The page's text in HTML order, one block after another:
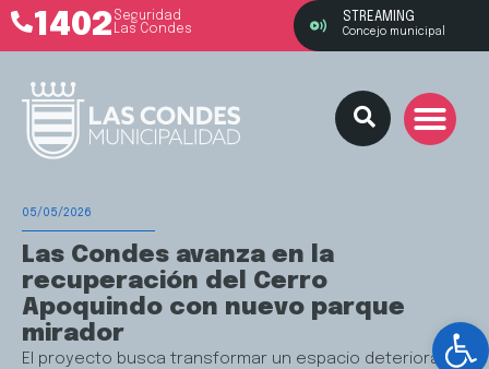
1402 Seguridad
Las Condes
STREAMING
Concejo municipal
05/05/2026
Las Condes avanza en la
recuperación del Cerro
Apoquindo con nuevo parque
mirador
El proyecto busca transformar un espacio deteriorado